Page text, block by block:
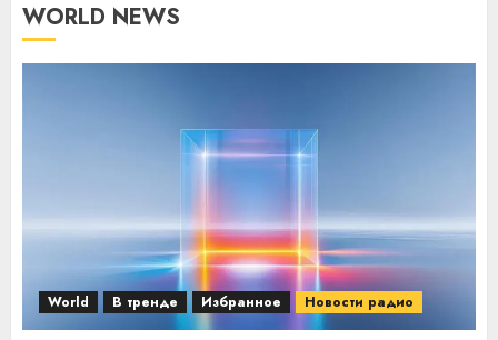
WORLD NEWS
World В тренде Избранное Новости радио